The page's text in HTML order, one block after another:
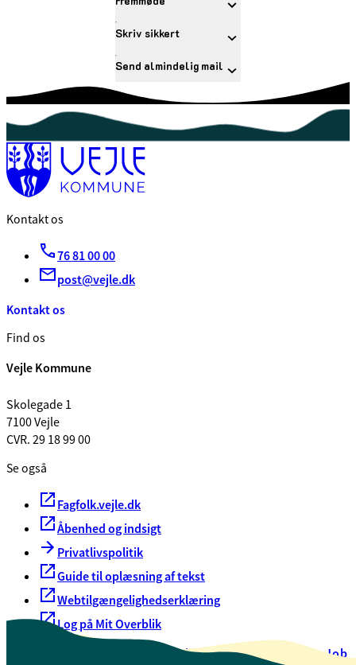
Skriv sikkert
Send almindelig mail
Kontakt os
76 81 00 00
post@vejle.dk
Kontakt os
Find os
Vejle Kommune
Skolegade 1
7100 Vejle
CVR. 29 18 99 00
Se også
Fagfolk.vejle.dk
Åbenhed og indsigt
Privatlivspolitik
Guide til oplæsning af tekst
Webtilgængelighedserklæring
Log på Mit Overblik
Oversigt over selvbetjeningJob